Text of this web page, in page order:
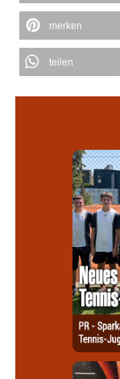
merken
teilen